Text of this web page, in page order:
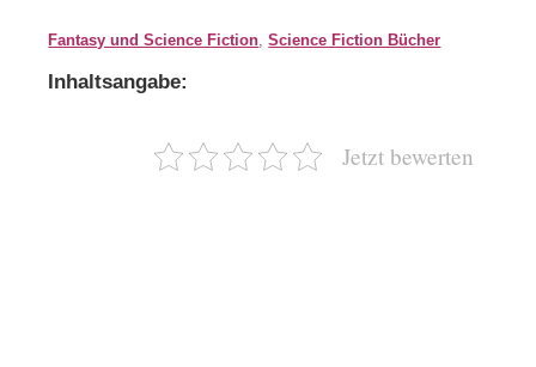
Fantasy und Science Fiction ,Science Fiction Bücher
Inhaltsangabe:
Jetzt bewerten